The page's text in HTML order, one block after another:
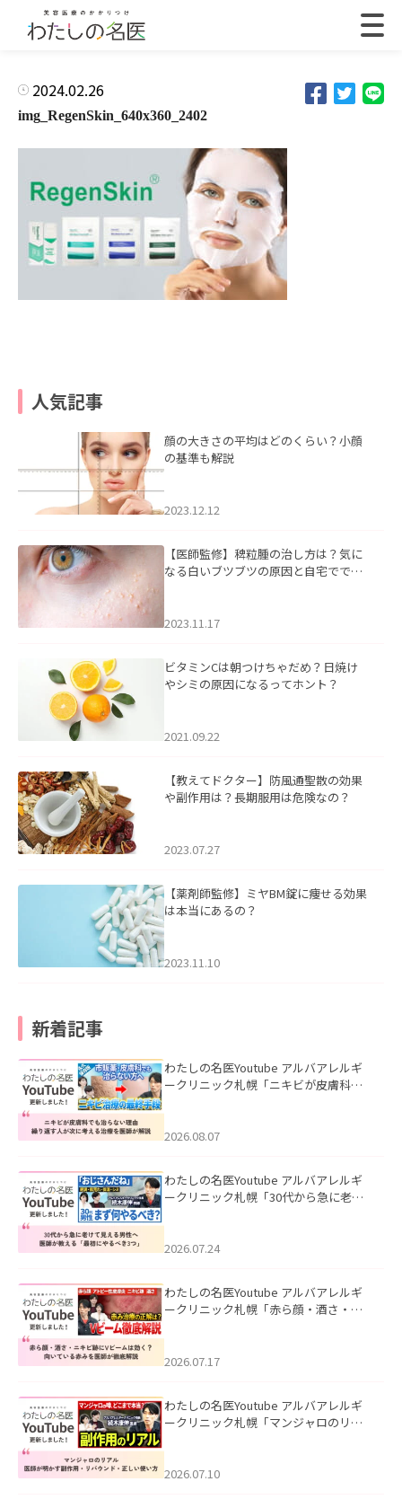
2024.02.26
img_RegenSkin_640x360_2402
人気記事
顔の大きさの平均はどのくらい？小顔
の基準も解説
2023.12.12
【医師監修】稗粒腫の治し方は？気に
なる白いブツブツの原因と自宅ででき
2023.11.17
ビタミンCは朝つけちゃだめ？日焼け
やシミの原因になるってホント？
2021.09.22
【教えてドクター】防風通聖散の効果
や副作用は？長期服用は危険なの？
2023.07.27
【薬剤師監修】ミヤBM錠に痩せる効果
は本当にあるの？
2023.11.10
新着記事
わたしの名医Youtube アルバアレルギ
ークリニック札幌「ニキビが皮膚科で
ました。
2026.08.07
わたしの名医Youtube アルバアレルギ
ークリニック札幌「30代から急に老け
た。
2026.07.24
わたしの名医Youtube アルバアレルギ
ークリニック札幌「赤ら顔・酒さ・ニ
した。
2026.07.17
わたしの名医Youtube アルバアレルギ
ークリニック札幌「マンジャロのリア
た。
2026.07.10